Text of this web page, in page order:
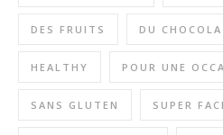
DES FRUITS DU
HEALTHY POUR UNE
SANS GLUTEN SUPER